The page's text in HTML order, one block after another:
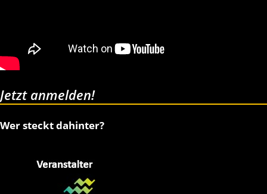
Jetzt anmelden!
Wer steckt dahinter?